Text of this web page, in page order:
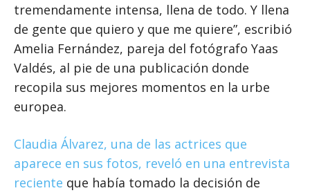
tremendamente intensa, llena de todo. Y llena
de gente que quiero y que me quiere”, escribió
Amelia Fernández, pareja del fotógrafo Yaas
Valdés, al pie de una publicación donde
recopila sus mejores momentos en la urbe
europea.
Claudia Álvarez, una de las actrices que
aparece en sus fotos, reveló en una entrevista
reciente que había tomado la decisión de